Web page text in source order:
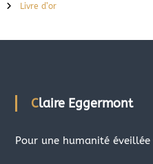
Livre d’or
Claire Eggermont
Pour une humanité